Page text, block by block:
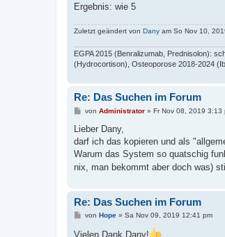
Ergebnis: wie 5
Zuletzt geändert von Dany am So Nov 10,
EGPA 2015 (Benralizumab, Prednisolon):
(Hydrocortison), Osteoporose 2018-2024
Re: Das Suchen im Forum
B
i
r
a
von Administrator» Fr Nov 08, 2019 3:13
Lieber Dany,
darf ich das kopieren und als
Warum das System so quatschig
nix, man bekommt aber doch was)
Re: Das Suchen im Forum
B
i
von Hope» Sa Nov 09, 2019 12:41 pm
Vielen Dank Dany!